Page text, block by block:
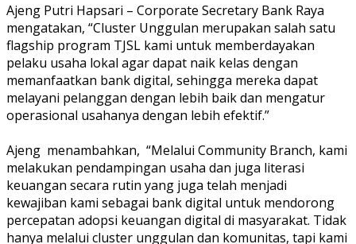
Ajeng Putri Hapsari – Corporate Secretary Bank Raya
mengatakan, “Cluster Unggulan merupakan salah satu
flagship program TJSL kami untuk memberdayakan
pelaku usaha lokal agar dapat naik kelas dengan
memanfaatkan bank digital, sehingga mereka dapat
melayani pelanggan dengan lebih baik dan mengatur
operasional usahanya dengan lebih efektif.”
Ajeng menambahkan, “Melalui Community Branch, kami
melakukan pendampingan usaha dan juga literasi
keuangan secara rutin yang juga telah menjadi
kewajiban kami sebagai bank digital untuk mendorong
percepatan adopsi keuangan digital di masyarakat. Tidak
hanya melalui cluster unggulan dan komunitas, tapi kami